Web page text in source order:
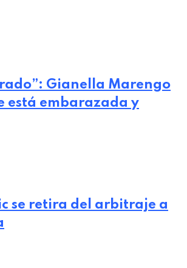
Gianella Marengo
está embarazada y
se retira del arbitraje a